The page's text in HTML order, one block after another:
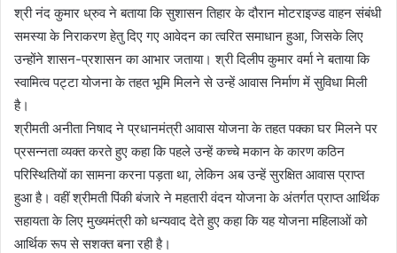
श्री नंद कुमार ध्रुव ने बताया कि सुशासन तिहार के दौरान मोटराइज्ड वाहन संबंधी
समस्या के निराकरण हेतु दिए गए आवेदन का त्वरित समाधान हुआ, जिसके लिए
उन्होंने शासन-प्रशासन का आभार जताया। श्री दिलीप कुमार वर्मा ने बताया कि
स्वामित्व पट्टा योजना के तहत भूमि मिलने से उन्हें आवास निर्माण में सुविधा मिली
है।
श्रीमती अनीता निषाद ने प्रधानमंत्री आवास योजना के तहत पक्का घर मिलने पर
प्रसन्नता व्यक्त करते हुए कहा कि पहले उन्हें कच्चे मकान के कारण कठिन
परिस्थितियों का सामना करना पड़ता था, लेकिन अब उन्हें सुरक्षित आवास प्राप्त
हुआ है। वहीं श्रीमती पिंकी बंजारे ने महतारी वंदन योजना के अंतर्गत प्राप्त आर्थिक
सहायता के लिए मुख्यमंत्री को धन्यवाद देते हुए कहा कि यह योजना महिलाओं को
आर्थिक रूप से सशक्त बना रही है।